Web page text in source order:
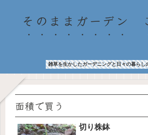
そのままガーデン
雑草を生かしたガーデニングと日々の暮らし
面積で買う
切り株鉢